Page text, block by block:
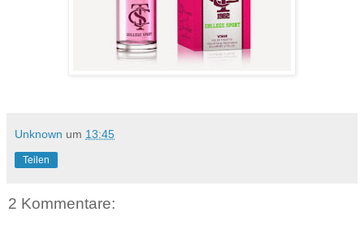
Unknown um 13:45
Teilen
2 Kommentare: